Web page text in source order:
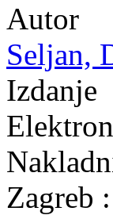
Autor
Seljan,
Izdanje
Zagreb